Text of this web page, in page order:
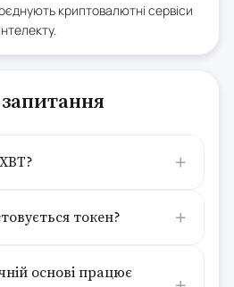
криптовалютні сервіси
токен?
основі працює